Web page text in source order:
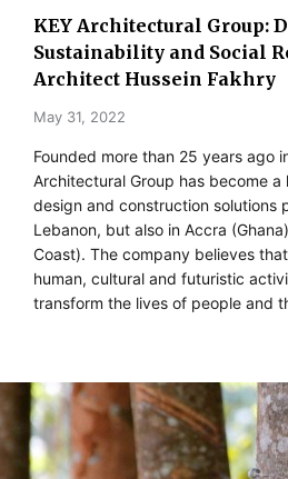
KEY Architectural Group:
Sustainability and Social
Architect Hussein Fakhry
May 31, 2022
Founded more than 25 years ago
Architectural Group has become
design and construction solutions
Lebanon, but also in Accra
Coast). The company believes
human, cultural and futuristic
transform the lives of people and